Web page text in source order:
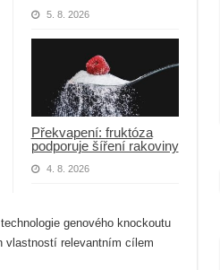
5. 8. 2026
Překvapení: fruktóza
podporuje šíření rakoviny
4. 8. 2026
genového knockoutu
vlastností relevantním cílem